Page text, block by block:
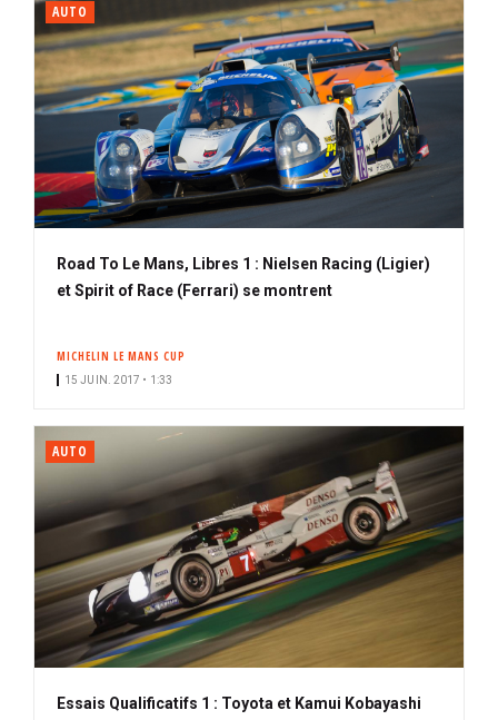
AUTO
Road To Le Mans, Libres 1 : Nielsen Racing (Ligier)
et Spirit of Race (Ferrari) se montrent
MICHELIN LE MANS CUP
15 JUIN. 2017 • 1:33
AUTO
Essais Qualificatifs 1 : Toyota et Kamui Kobayashi